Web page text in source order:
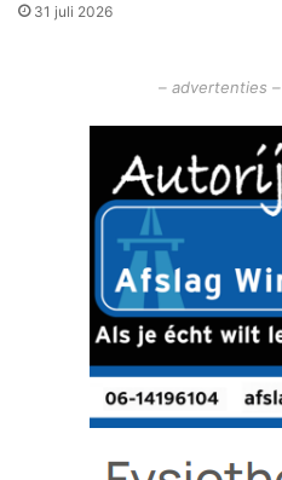
e 31 juli 2026
– advertenties –